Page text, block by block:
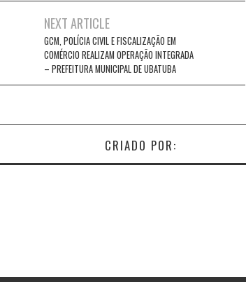
NEXT ARTICLE
GCM, POLÍCIA CIVIL E FISCALIZAÇÃO EM
COMÉRCIO REALIZAM OPERAÇÃO INTEGRADA
– PREFEITURA MUNICIPAL DE UBATUBA
CRIADO POR: